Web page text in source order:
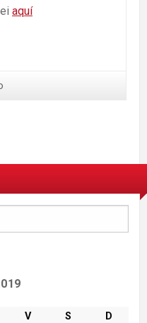
aquí
V S
D